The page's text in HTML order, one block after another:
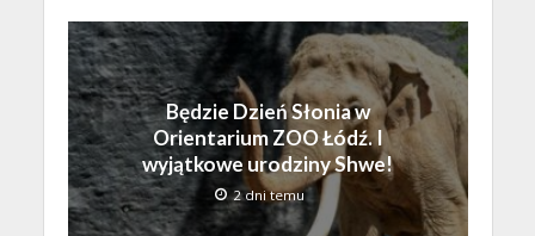
Będzie Dzień Słonia w
Orientarium ZOO Łódź. I
wyjątkowe urodziny Shwe!
2 dni temu